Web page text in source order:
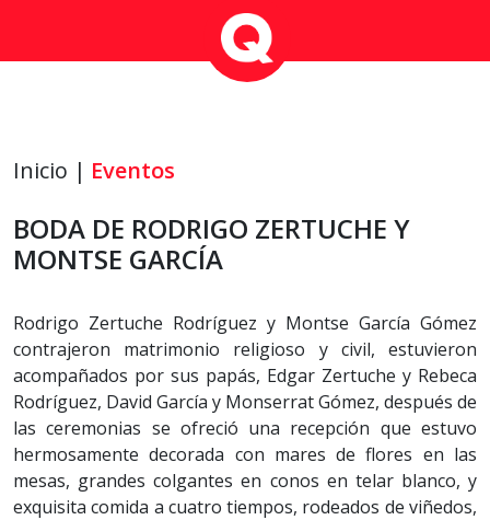
Inicio | Eventos
BODA DE RODRIGO ZERTUCHE Y
MONTSE GARCÍA
Rodrigo Zertuche Rodríguez y Montse García Gómez
contrajeron matrimonio religioso y civil, estuvieron
acompañados por sus papás, Edgar Zertuche y Rebeca
Rodríguez, David García y Monserrat Gómez, después de
las ceremonias se ofreció una recepción que estuvo
hermosamente decorada con mares de flores en las
mesas, grandes colgantes en conos en telar blanco, y
exquisita comida a cuatro tiempos, rodeados de viñedos,